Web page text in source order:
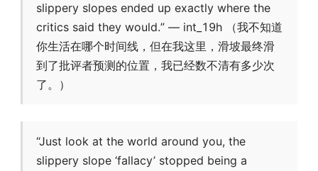
slippery slopes ended up exactly where the
critics said they would.” — int_19h （我不知道
你生活在哪个时间线，但在我这里，滑坡最终滑
到了批评者预测的位置，我已经数不清有多少次
了。）
“Just look at the world around you, the
slippery slope ‘fallacy’ stopped being a